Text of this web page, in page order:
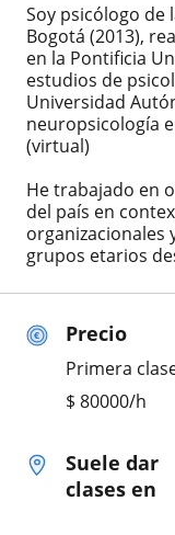
Precio
Primera
$ 80000/h
Suele dar
clases en
Soy psicólogo de
Bogotá (2013),
en la Pontificia
estudios de
Universidad
neuropsicología
(virtual)
He trabajado en
del país en
organizacionales
grupos etarios